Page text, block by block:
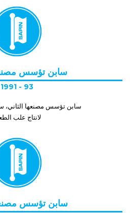
سابن تؤسس
1991 - 93
سابن تؤسس مصنعها الثاني، سابن 2،
لانتاج علب
سابن تؤسس